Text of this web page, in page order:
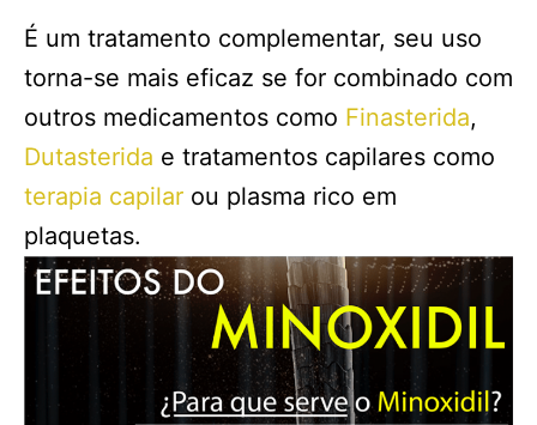
É um tratamento complementar, seu uso
torna-se mais eficaz se for combinado com
outros medicamentos como Finasterida,
Dutasterida e tratamentos capilares como
terapia capilar ou plasma rico em
plaquetas.